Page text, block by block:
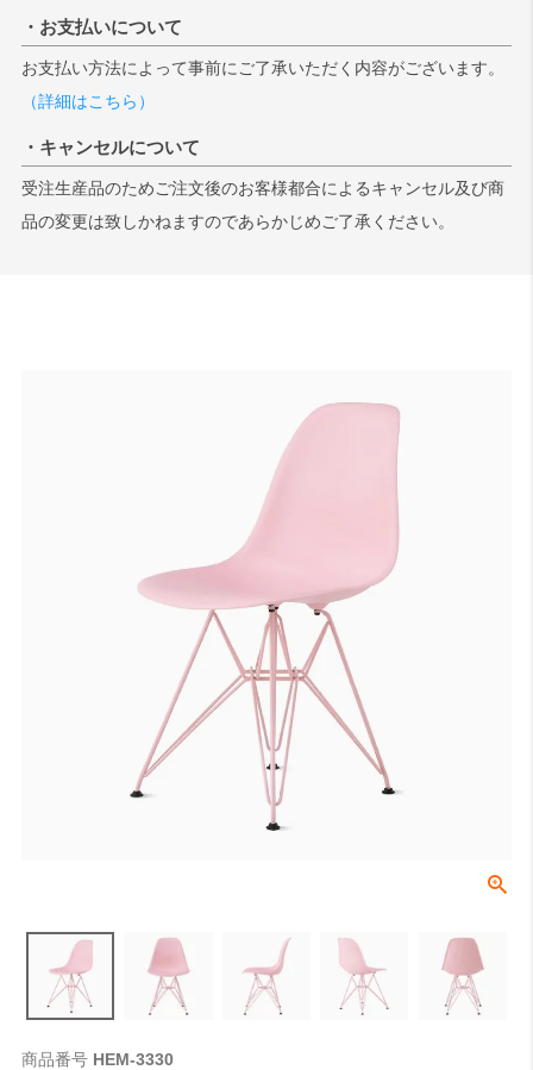
・お支払いについて
お支払い方法によって事前にご了承いただく内容がございます。
（詳細はこちら）
・キャンセルについて
受注生産品のためご注文後のお客様都合によるキャンセル及び商
品の変更は致しかねますのであらかじめご了承ください。
商品番号 HEM-3330